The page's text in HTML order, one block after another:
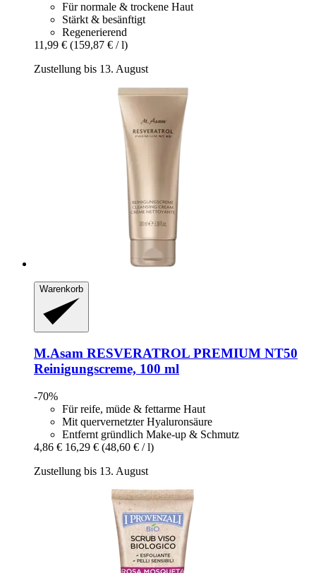
Für normale & trockene Haut
Stärkt & besänftigt
Regenerierend
11,99 € (159,87 € / l)
Zustellung bis 13. August
Warenkorb
M.Asam RESVERATROL PREMIUM NT50
Reinigungscreme, 100 ml
-70%
Für reife, müde & fettarme Haut
Mit quervernetzter Hyaluronsäure
Entfernt gründlich Make-up & Schmutz
4,86 € 16,29 € (48,60 € / l)
Zustellung bis 13. August